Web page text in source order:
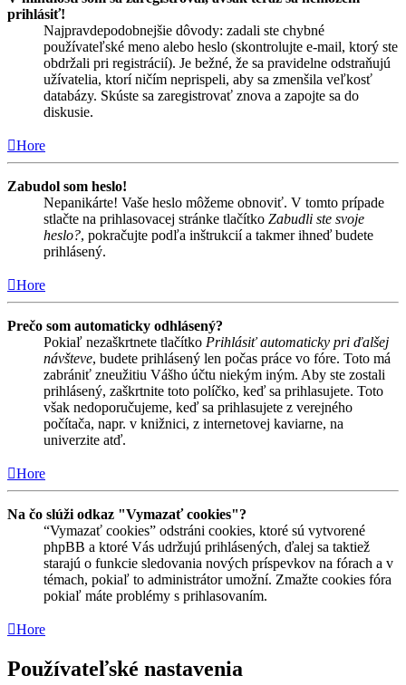
prihlásiť!
Najpravdepodobnejšie dôvody: zadali ste chybné
používateľské meno alebo heslo (skontrolujte e-mail, ktorý ste
obdržali pri registrácií). Je bežné, že sa pravidelne odstraňujú
užívatelia, ktorí ničím neprispeli, aby sa zmenšila veľkosť
databázy. Skúste sa zaregistrovať znova a zapojte sa do
diskusie.
Hore
Zabudol som heslo!
Nepanikárte! Vaše heslo môžeme obnoviť. V tomto prípade
stlačte na prihlasovacej stránke tlačítko Zabudli ste svoje
heslo?, pokračujte podľa inštrukcií a takmer ihneď budete
prihlásený.
Hore
Prečo som automaticky odhlásený?
Pokiaľ nezaškrtnete tlačítko Prihlásiť automaticky pri ďalšej
návšteve, budete prihlásený len počas práce vo fóre. Toto má
zabrániť zneužitiu Vášho účtu niekým iným. Aby ste zostali
prihlásený, zaškrtnite toto políčko, keď sa prihlasujete. Toto
však nedoporučujeme, keď sa prihlasujete z verejného
počítača, napr. v knižnici, z internetovej kaviarne, na
univerzite atď.
Hore
Na čo slúži odkaz "Vymazať cookies"?
“Vymazať cookies” odstráni cookies, ktoré sú vytvorené
phpBB a ktoré Vás udržujú prihlásených, ďalej sa taktiež
starajú o funkcie sledovania nových príspevkov na fórach a v
témach, pokiaľ to administrátor umožní. Zmažte cookies fóra
pokiaľ máte problémy s prihlasovaním.
Hore
Používateľské nastavenia